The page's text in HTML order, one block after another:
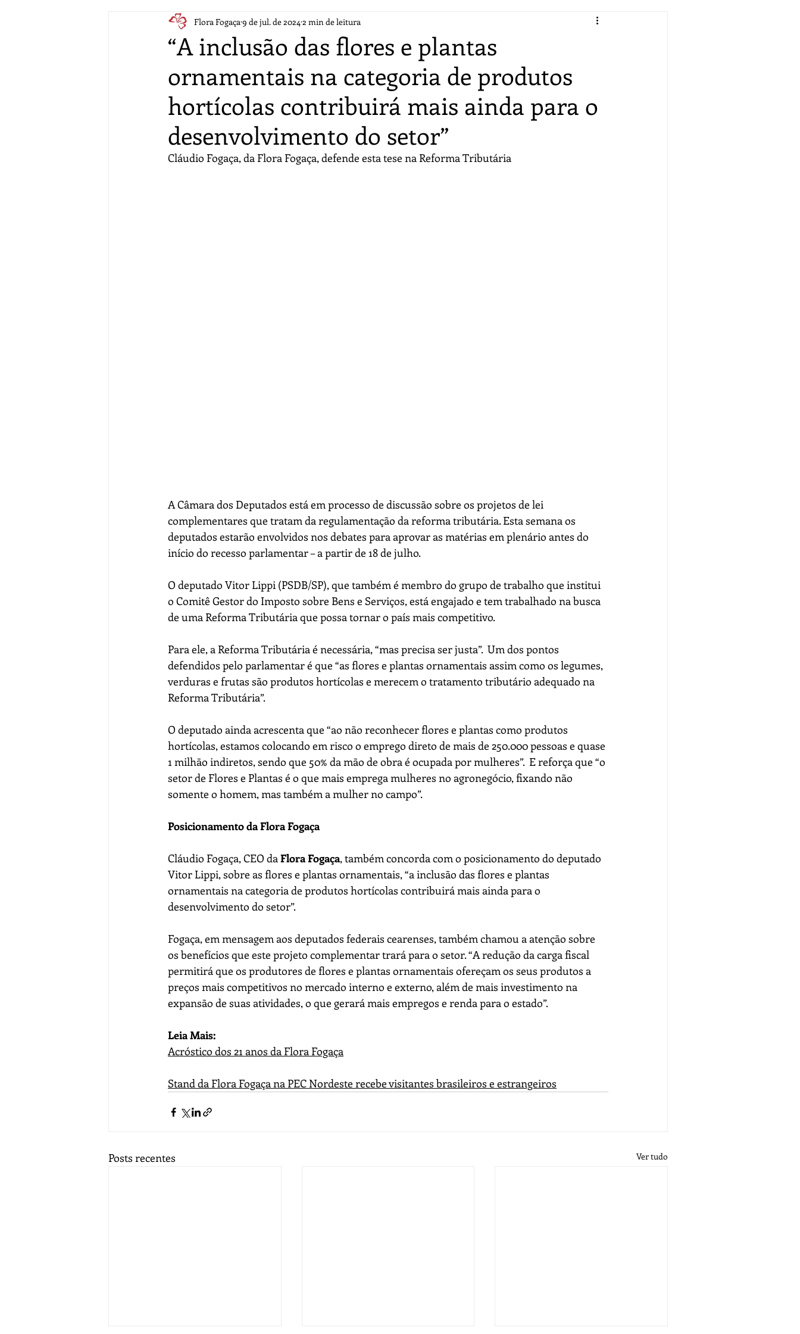
“A inclusão das flores e plantas
ornamentais na categoria de produtos
hortícolas contribuirá mais ainda para o
desenvolvimento do setor”
Flora Fogaça 9 de jul. de 2024 2 min de leitura
Cláudio Fogaça, da Flora Fogaça, defende esta tese na Reforma Tributária
A Câmara dos Deputados está em processo de discussão sobre os projetos de lei
complementares que tratam da regulamentação da reforma tributária. Esta semana os
deputados estarão envolvidos nos debates para aprovar as matérias em plenário antes do
início do recesso parlamentar – a partir de 18 de julho.
O deputado Vitor Lippi (PSDB/SP), que também é membro do grupo de trabalho que institui
o Comitê Gestor do Imposto sobre Bens e Serviços, está engajado e tem trabalhado na busca
de uma Reforma Tributária que possa tornar o país mais competitivo.
Para ele, a Reforma Tributária é necessária, “mas precisa ser justa”.  Um dos pontos
defendidos pelo parlamentar é que “as flores e plantas ornamentais assim como os legumes,
verduras e frutas são produtos hortícolas e merecem o tratamento tributário adequado na
Reforma Tributária”.
O deputado ainda acrescenta que “ao não reconhecer flores e plantas como produtos
hortícolas, estamos colocando em risco o emprego direto de mais de 250.000 pessoas e quase
1 milhão indiretos, sendo que 50% da mão de obra é ocupada por mulheres”.  E reforça que “o
setor de Flores e Plantas é o que mais emprega mulheres no agronegócio, fixando não
somente o homem, mas também a mulher no campo”.
Posicionamento da Flora Fogaça
Cláudio Fogaça, CEO da Flora Fogaça, também concorda com o posicionamento do deputado
Vitor Lippi, sobre as flores e plantas ornamentais, “a inclusão das flores e plantas
ornamentais na categoria de produtos hortícolas contribuirá mais ainda para o
desenvolvimento do setor”.
Fogaça, em mensagem aos deputados federais cearenses, também chamou a atenção sobre
os benefícios que este projeto complementar trará para o setor. “A redução da carga fiscal
permitirá que os produtores de flores e plantas ornamentais ofereçam os seus produtos a
preços mais competitivos no mercado interno e externo, além de mais investimento na
expansão de suas atividades, o que gerará mais empregos e renda para o estado”.
Leia Mais:
Acróstico dos 21 anos da Flora Fogaça
Stand da Flora Fogaça na PEC Nordeste recebe visitantes brasileiros e estrangeiros
Posts recentes Ver tudo